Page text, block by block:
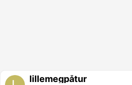
lillemegpåtur